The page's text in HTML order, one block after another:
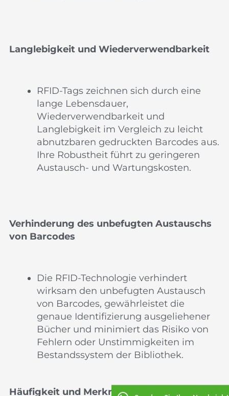
Langlebigkeit und Wiederverwendbarkeit
RFID-Tags zeichnen sich durch eine
lange Lebensdauer,
Wiederverwendbarkeit und
Langlebigkeit im Vergleich zu leicht
abnutzbaren gedruckten Barcodes aus.
Ihre Robustheit führt zu geringeren
Austausch- und Wartungskosten.
Verhinderung des unbefugten Austauschs
von Barcodes
Die RFID-Technologie verhindert
wirksam den unbefugten Austausch
von Barcodes, gewährleistet die
genaue Identifizierung ausgeliehener
Bücher und minimiert das Risiko von
Fehlern oder Unstimmigkeiten im
Bestandssystem der Bibliothek.
Häufigkeit und Merkmale von RFID-Tags